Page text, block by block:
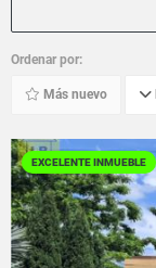
Ordenar por:
Más nuevo
EXCELENTE INMUEBLE